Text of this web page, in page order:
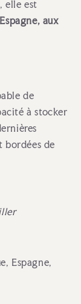
elle est
aux
de
à stocker
bordées de
Espagne,